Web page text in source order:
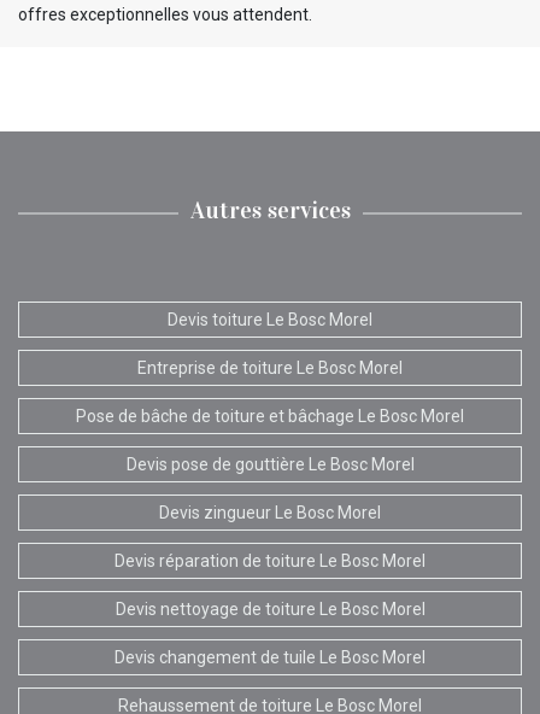
offres exceptionnelles vous attendent.
Autres services
Devis toiture Le Bosc Morel
Entreprise de toiture Le Bosc Morel
Pose de bâche de toiture et bâchage Le Bosc Morel
Devis pose de gouttière Le Bosc Morel
Devis zingueur Le Bosc Morel
Devis réparation de toiture Le Bosc Morel
Devis nettoyage de toiture Le Bosc Morel
Devis changement de tuile Le Bosc Morel
Rehaussement de toiture Le Bosc Morel